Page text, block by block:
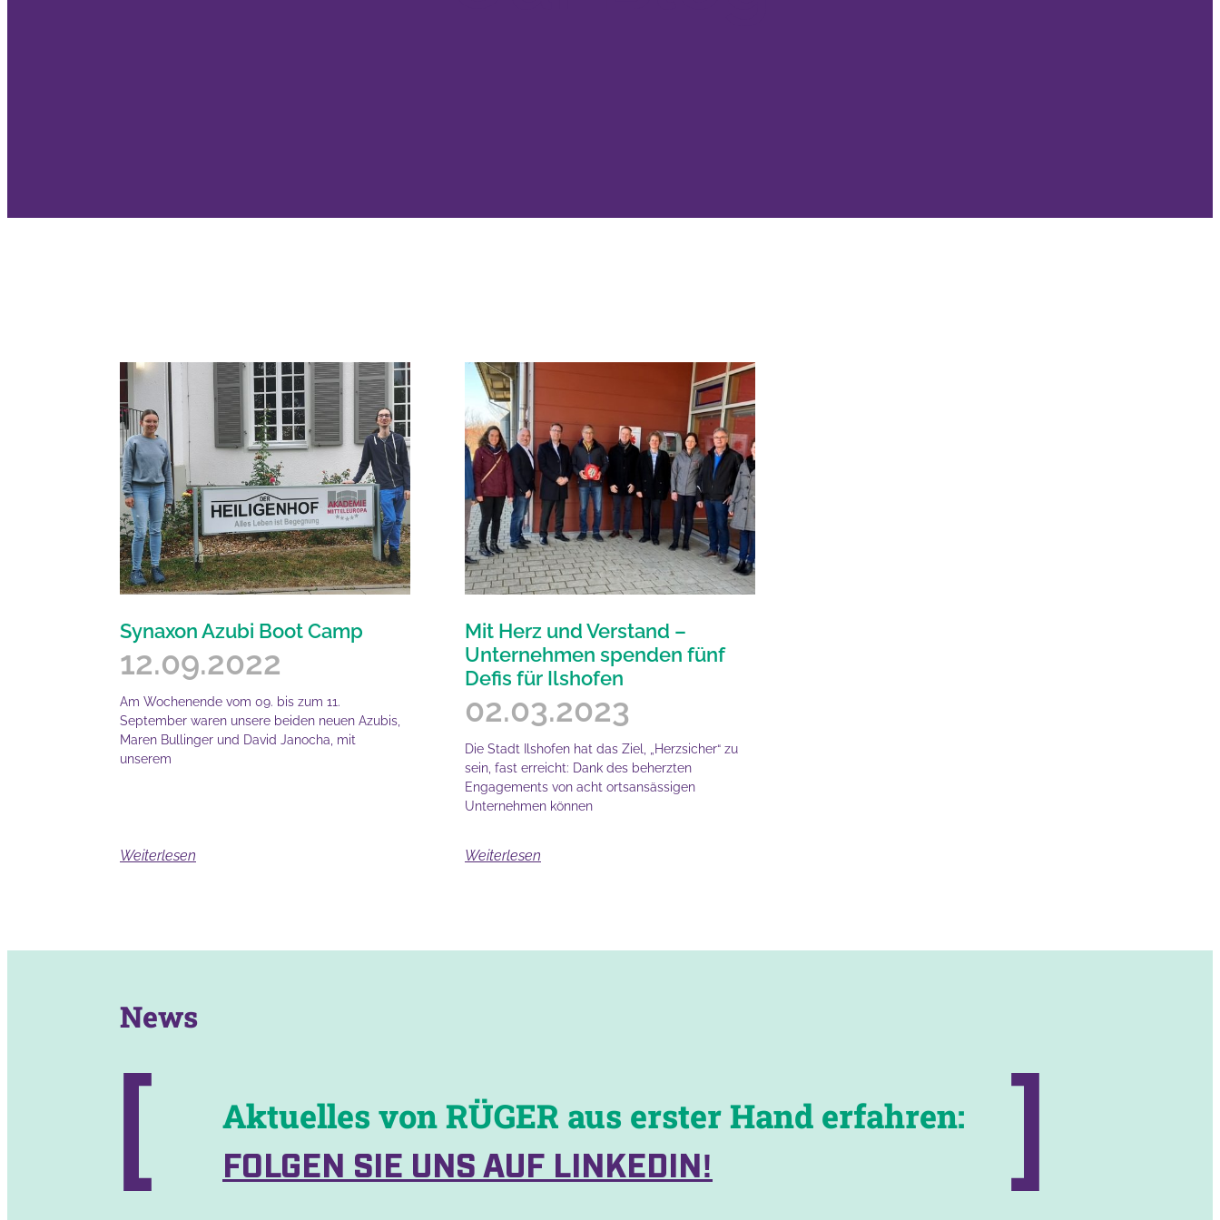
Synaxon Azubi Boot Camp
12.09.2022
Am Wochenende vom 09. bis zum 11.
September waren unsere beiden neuen Azubis,
Maren Bullinger und David Janocha, mit
unserem
Weiterlesen
Mit Herz und Verstand –
Unternehmen spenden fünf
Defis für Ilshofen
02.03.2023
Die Stadt Ilshofen hat das Ziel, „Herzsicher“ zu
sein, fast erreicht: Dank des beherzten
Engagements von acht ortsansässigen
Unternehmen können
Weiterlesen
News
Aktuelles von RÜGER aus erster Hand erfahren:
FOLGEN SIE UNS AUF LINKEDIN!